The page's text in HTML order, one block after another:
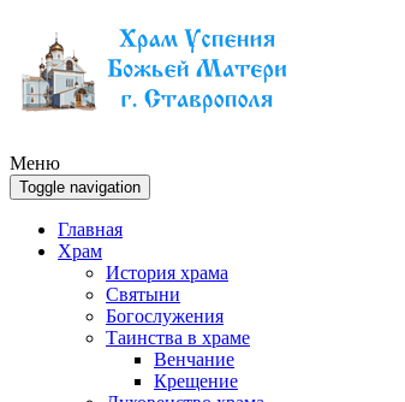
Меню
Toggle navigation
Главная
Храм
История храма
Святыни
Богослужения
Таинства в храме
Венчание
Крещение